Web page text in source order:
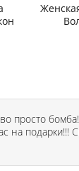
просто
на подарки!!!